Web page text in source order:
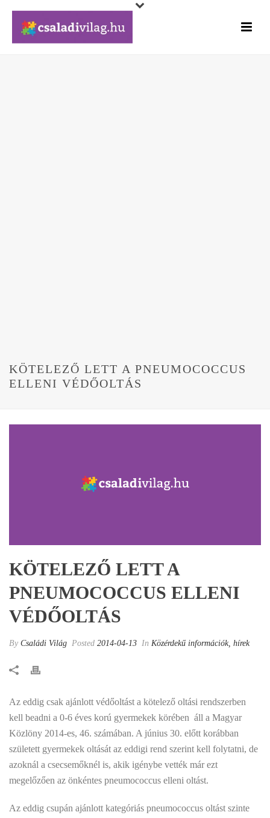
KÖTELEZŐ LETT A PNEUMOCOCCUS
ELLENI VÉDŐOLTÁS
KÖTELEZŐ LETT A
PNEUMOCOCCUS ELLENI
VÉDŐOLTÁS
By Családi Világ Posted 2014-04-13 In Közérdekű információk, hírek
Az eddig csak ajánlott védőoltást a kötelező oltási rendszerben
kell beadni a 0-6 éves korú gyermekek körében  áll a Magyar
Közlöny 2014-es, 46. számában. A június 30. előtt korábban
született gyermekek oltását az eddigi rend szerint kell folytatni, de
azoknál a csecsemőknél is, akik igénybe vették már ezt
megelőzően az önkéntes pneumococcus elleni oltást.
Az eddig csupán ajánlott kategóriás pneumococcus oltást szinte